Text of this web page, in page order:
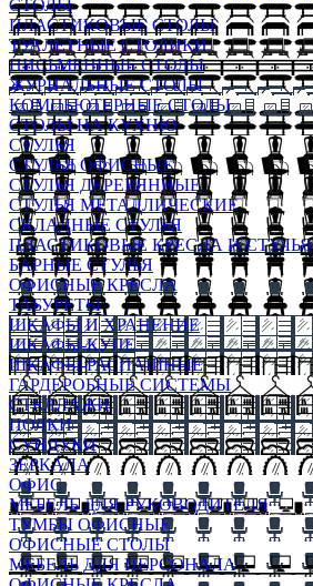
СТОЛЫ
ПЛАСТИКОВЫЕ СТОЛЫ
ТУАЛЕТНЫЕ СТОЛИКИ
ПИСЬМЕННЫЕ СТОЛЫ
ЖУРНАЛЬНЫЕ СТОЛЫ
КОМПЬЮТЕРНЫЕ СТОЛЫ
СТОЛЫ НА КУХНЮ
СТУЛЬЯ
СТУЛЬЯ ОФИСНЫЕ
СТУЛЬЯ ДЕРЕВЯННЫЕ
СТУЛЬЯ МЕТАЛЛИЧЕСКИЕ
СКЛАДНЫЕ СТУЛЬЯ
ПЛАСТИКОВЫЕ КРЕСЛА И СТУЛЬЯ
БАРНЫЕ СТУЛЬЯ
ОФИСНЫЕ КРЕСЛА
ТАБУРЕТЫ
ШКАФЫ И ХРАНЕНИЕ
ШКАФЫ-КУПЕ
ШКАФЫ-РАСПАШНЫЕ
ГАРДЕРОБНЫЕ СИСТЕМЫ
СТЕЛЛАЖИ
ПОЛКИ
СУНДУКИ
ЗЕРКАЛА
ОФИС
МЕБЕЛЬ ДЛЯ РУКОВОДИТЕЛЯ
ТУМБЫ ОФИСНЫЕ
ОФИСНЫЕ СТОЛЫ
МЕБЕЛЬ ДЛЯ ПЕРСОНАЛА